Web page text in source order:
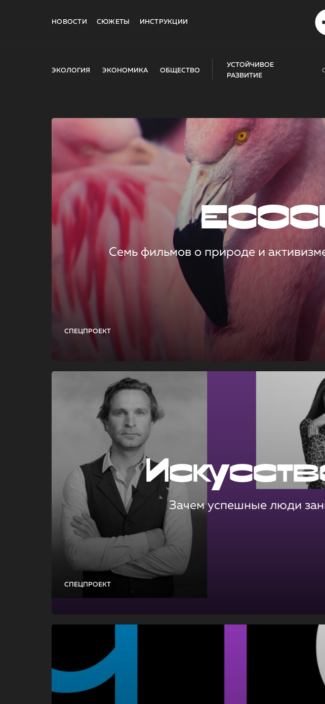
НОВОСТИ СЮЖЕТЫ ИНСТРУКЦИИ
ЭКОЛОГИЯ ЭКОНОМИКА ОБЩЕСТВО
УСТОЙЧИВОЕ
РАЗВИТИЕ
СПЕЦПРОЕКТ
Семь фильмов о природе и
СПЕЦПРОЕКТ
Зачем успешные люди